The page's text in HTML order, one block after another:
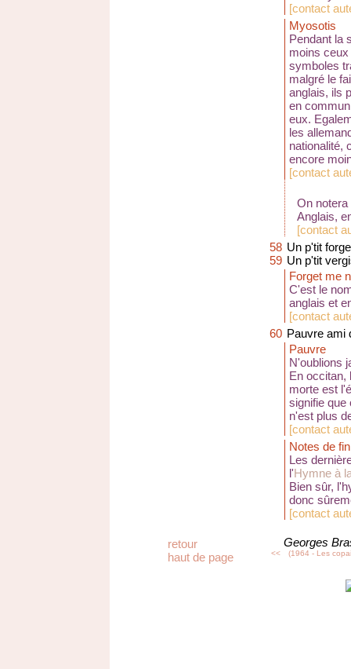
[contact
Myosotis
Pendant la
moins
symboles
malgré le
anglais, ils
en
eux.
les
nationalité,
encore
[contact
On
Anglais,
[contact
58 Un p'tit
59 Un p'tit
Forget me
C'est le
anglais et
[contact
60 Pauvre ami
Pauvre
N'oublions
En occitan,
morte est
signifie que
n'est plus
[contact
Notes de fin
Les
l'Hymne à
Bien sûr,
donc
[contact
Georges
<< (1964 - Les
retour
haut de page